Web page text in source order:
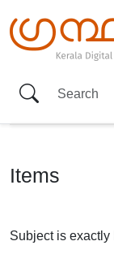
Items
Subject is exactly